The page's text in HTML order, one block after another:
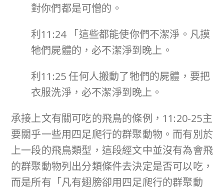
對你們都是可憎的。
利11:24 「這些都能使你們不潔淨。凡摸
牠們屍體的，必不潔淨到晚上。
利11:25 任何人搬動了牠們的屍體，要把
衣服洗淨，必不潔淨到晚上。
承接上文有關可吃的飛鳥的條例，11:20-25主
要關乎一些用四足爬行的群聚動物。而有別於
上一段的飛鳥類型，這段經文中並沒有為會飛
的群聚動物列出分類條件去決定是否可以吃，
而是所有「凡有翅膀卻用四足爬行的群聚動